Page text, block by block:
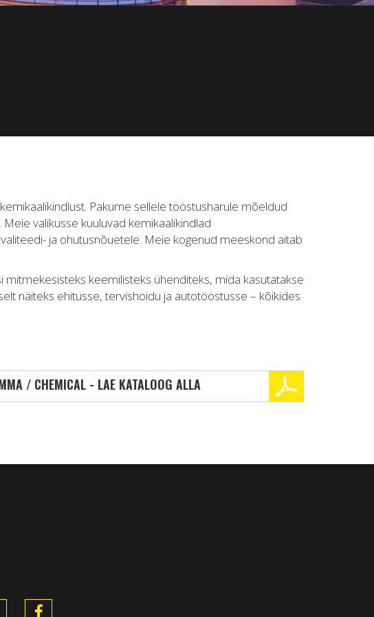
Pakume sellele tööstusharule mõeldud
valikusse kuuluvad kemikaalikindlad
ja ohutusnõuetele. Meie kogenud meeskond aitab
keemilisteks ühenditeks, mida kasutatakse
näiteks ehitusse, tervishoidu ja autotööstusse – kõikides
/ CHEMICAL - LAE KATALOOG ALLA